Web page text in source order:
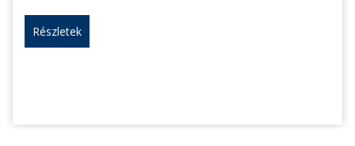
Részletek